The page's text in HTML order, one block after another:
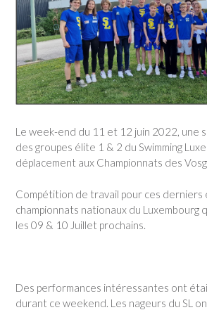
Le week-end du 11 et 12 juin 2022, une
des groupes élite 1 & 2 du Swimming
déplacement aux Championnats des
Compétition de travail pour ces derniers
championnats nationaux du Luxembourg
les 09 & 10 Juillet prochains.
Des performances intéressantes ont
durant ce weekend. Les nageurs du SL